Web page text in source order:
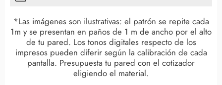
*Las imágenes son ilustrativas: el patrón se repite cada
1m y se presentan en paños de 1 m de ancho por el alto
de tu pared. Los tonos digitales respecto de los
impresos pueden diferir según la calibración de cada
pantalla. Presupuesta tu pared con el cotizador
eligiendo el material.